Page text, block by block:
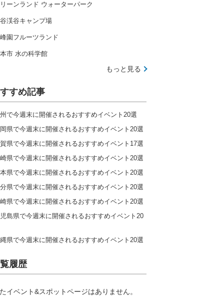
ーンランド ウォーターパーク
渓谷キャンプ場
園フルーツランド
市 水の科学館
もっと見る
すめ記事
で今週末に開催されるおすすめイベント20選
県で今週末に開催されるおすすめイベント20選
県で今週末に開催されるおすすめイベント17選
県で今週末に開催されるおすすめイベント20選
県で今週末に開催されるおすすめイベント20選
県で今週末に開催されるおすすめイベント20選
県で今週末に開催されるおすすめイベント20選
島県で今週末に開催されるおすすめイベント20
県で今週末に開催されるおすすめイベント20選
履歴
イベント&スポットページはありません。